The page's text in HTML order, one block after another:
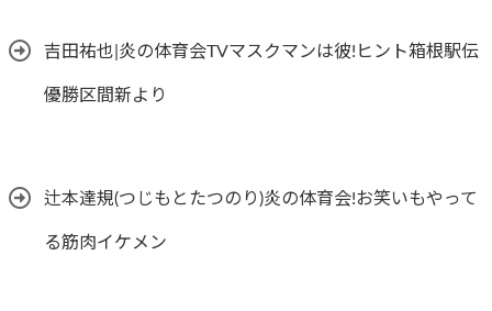
吉田祐也|炎の体育会TVマスクマンは彼!ヒント箱根駅伝
優勝区間新より
辻本達規(つじもとたつのり)炎の体育会!お笑いもやって
る筋肉イケメン